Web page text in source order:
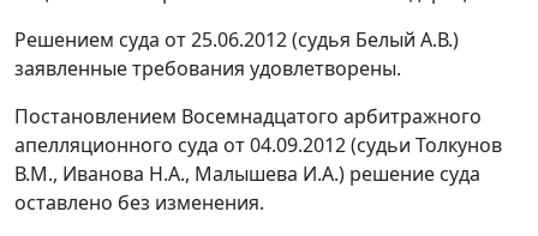
Решением суда от 25.06.2012 (судья Белый А.В.)
заявленные требования удовлетворены.
Постановлением Восемнадцатого арбитражного
апелляционного суда от 04.09.2012 (судьи Толкунов
В.М., Иванова Н.А., Малышева И.А.) решение суда
оставлено без изменения.